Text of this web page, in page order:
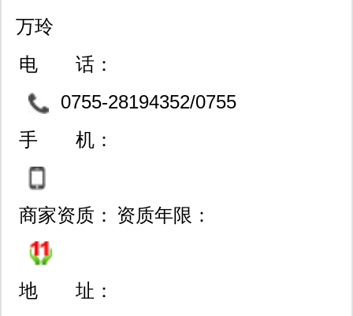
万玲
电 话：
0755-28194352/0755
-83722245/0791-86227604
手 机：
商家资质： 资质年限：
地 址：